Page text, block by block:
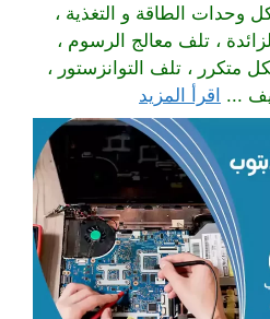
وحدات الطاقة و التغذية ،
، تلف معالج الرسوم ،
متكرر ، تلف التوانزستور ،
... اقرأ المزيد